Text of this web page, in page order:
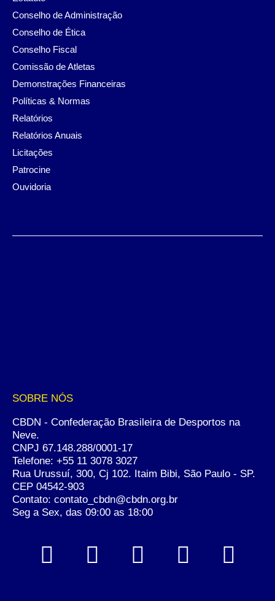
Conselho de Administração
Conselho de Ética
Conselho Fiscal
Comissão de Atletas
Demonstrações Financeiras
Políticas & Normas
Relatórios
Relatórios Anuais
Licitações
Patrocine
Ouvidoria
SOBRE NÓS
CBDN - Confederação Brasileira de Desportos na
Neve.
CNPJ 67.148.288/0001-17
Telefone: +55 11 3078 3027
Rua Urussuí, 300, Cj 102. Itaim Bibi, São Paulo - SP.
CEP 04542-903
Contato: contato_cbdn@cbdn.org.br
Seg a Sex, das 09:00 as 18:00